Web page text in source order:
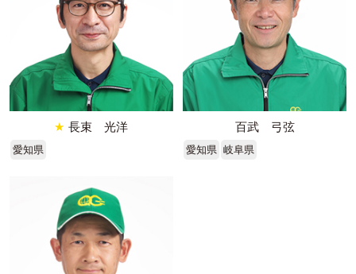
★ 長束 光洋
愛知県
百武 弓弦
愛知県 岐阜県